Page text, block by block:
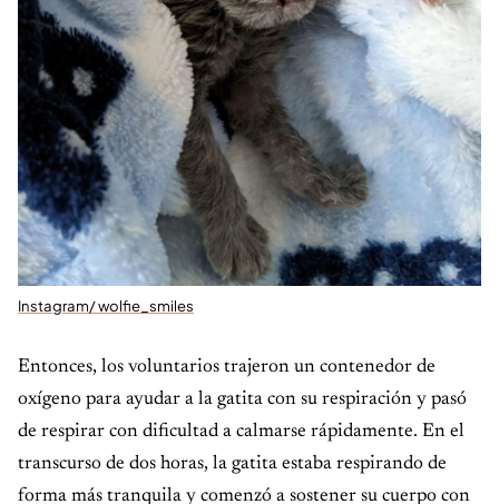
Instagram/ wolfie_smiles
Entonces, los voluntarios trajeron un contenedor de
oxígeno para ayudar a la gatita con su respiración y pasó
de respirar con dificultad a calmarse rápidamente. En el
transcurso de dos horas, la gatita estaba respirando de
forma más tranquila y comenzó a sostener su cuerpo con